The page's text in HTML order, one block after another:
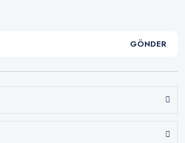
GÖNDER